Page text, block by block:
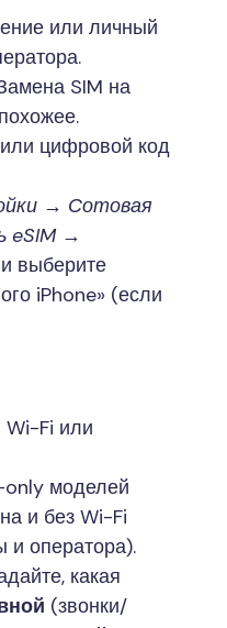
или личный
SIM на
цифровой код
→ Сотовая
eSIM→
выберите
iPhone» (если
Fi или
only моделей
и без Wi-Fi
и оператора).
какая
(звонки/